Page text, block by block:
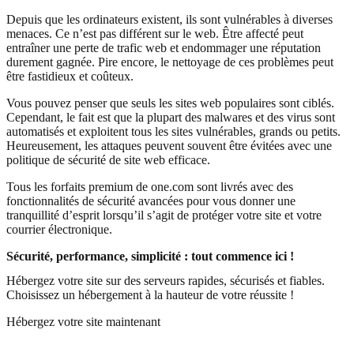
Depuis que les ordinateurs existent, ils sont vulnérables à diverses
menaces. Ce n’est pas différent sur le web. Être affecté peut
entraîner une perte de trafic web et endommager une réputation
durement gagnée. Pire encore, le nettoyage de ces problèmes peut
être fastidieux et coûteux.
Vous pouvez penser que seuls les sites web populaires sont ciblés.
Cependant, le fait est que la plupart des malwares et des virus sont
automatisés et exploitent tous les sites vulnérables, grands ou petits.
Heureusement, les attaques peuvent souvent être évitées avec une
politique de sécurité de site web efficace.
Tous les forfaits premium de one.com sont livrés avec des
fonctionnalités de sécurité avancées pour vous donner une
tranquillité d’esprit lorsqu’il s’agit de protéger votre site et votre
courrier électronique.
Sécurité, performance, simplicité : tout commence ici !
Hébergez votre site sur des serveurs rapides, sécurisés et fiables.
Choisissez un hébergement à la hauteur de votre réussite !
Hébergez votre site maintenant